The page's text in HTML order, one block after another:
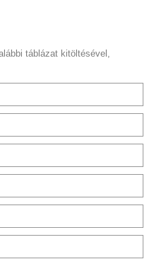
táblázat kitöltésével,